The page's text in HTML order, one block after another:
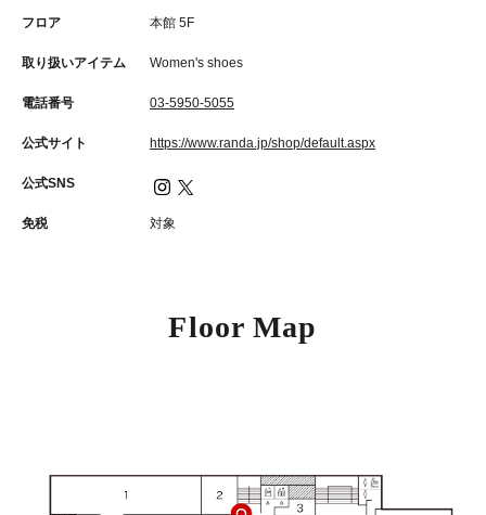
フロア 本館 5F
取り扱いアイテム Women's shoes
電話番号 03-5950-5055
公式サイト https://www.randa.jp/shop/default.aspx
公式SNS
免税 対象
Floor Map